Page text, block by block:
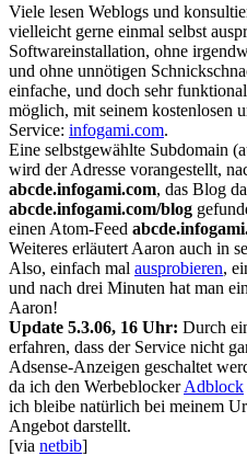
Viele lesen Weblogs und
vielleicht gerne einmal selbst
Softwareinstallation, ohne
und ohne unnötigen
einfache, und doch sehr
möglich, mit seinem kostenlosen
Service: infogami.com.
Eine selbstgewählte Subdomain
wird der Adresse vorangestellt,
abcde.infogami.com, das Blog
abcde.infogami.com/blog
einen Atom-Feed
Weiteres erläutert Aaron auch in
Also, einfach mal ausprobieren,
und nach drei Minuten hat man
Aaron!
Update 5.3.06, 16 Uhr: Durch
erfahren, dass der Service nicht
Adsense-Anzeigen geschaltet
da ich den WerbeblockerAdblock
ich bleibe natürlich bei meinem
Angebot darstellt.
[via netbib]